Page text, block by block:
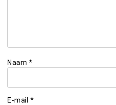
Naam *
E-mail *